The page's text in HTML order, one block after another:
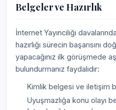
Belgeler ve Hazırlık
İnternet Yayıncılığı
hazırlığı sürecin başarısını
yapacağınız ilk görüşmede
bulundurmanız faydalıdır:
Kimlik belgesi ve iletişim
Uyuşmazlığa konu olayı